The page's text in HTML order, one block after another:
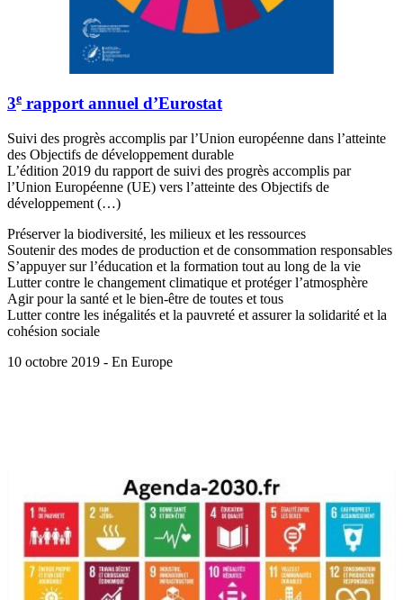
3e rapport annuel d’Eurostat
Suivi des progrès accomplis par l’Union européenne dans l’atteinte
des Objectifs de développement durable
L’édition 2019 du rapport de suivi des progrès accomplis par
l’Union Européenne (UE) vers l’atteinte des Objectifs de
développement (…)
Préserver la biodiversité, les milieux et les ressources
Soutenir des modes de production et de consommation responsables
S’appuyer sur l’éducation et la formation tout au long de la vie
Lutter contre le changement climatique et protéger l’atmosphère
Agir pour la santé et le bien-être de toutes et tous
Lutter contre les inégalités et la pauvreté et assurer la solidarité et la
cohésion sociale
10 octobre 2019 - En Europe